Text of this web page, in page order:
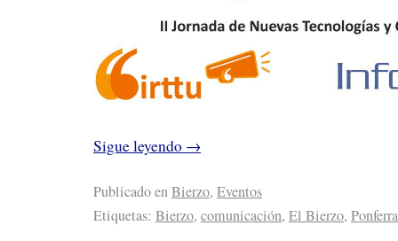
Sigue leyendo →
Publicado enBierzo, Eventos
Etiquetas: Bierzo, comunicación, El Bierzo,